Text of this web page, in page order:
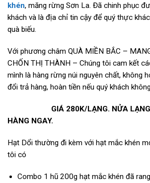
khén, măng rừng Sơn La. Đã chinh phục
khách và là địa chỉ tin cậy để quý thực
quà biếu.
Với phương châm QUÀ MIỀN BẮC –
CHỐN THỊ THÀNH – Chúng tôi cam kết
mình là hàng rừng núi nguyên chất, không
đổi trả hàng, hoàn tiền nếu quý khách
GIÁ 280K/LẠNG. NỬA
HÀNG NGAY.
Hạt Dổi thường đi kèm với hạt mắc khén
tôi có
Combo 1 hũ 200g hạt mắc khén đã